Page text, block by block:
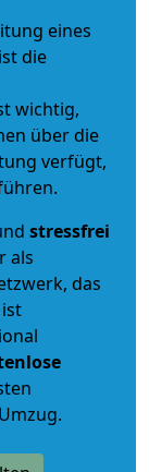
eines
die
wichtig,
über die
verfügt,
stressfrei
als
das